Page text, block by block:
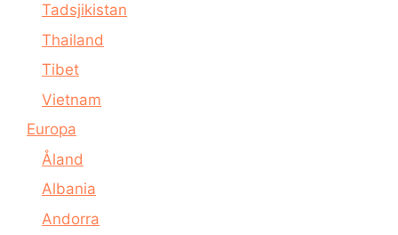
Tadsjikistan
Thailand
Tibet
Vietnam
Europa
Åland
Albania
Andorra